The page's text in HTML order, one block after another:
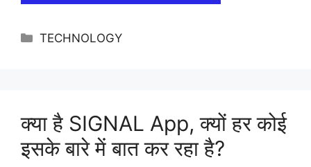
Categories
TECHNOLOGY
क्या है SIGNAL App, क्यों हर कोई
इसके बारे में बात कर रहा है?